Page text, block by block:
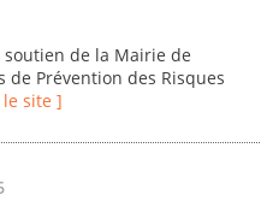
de la Mairie de
de Prévention des Risques
site ]